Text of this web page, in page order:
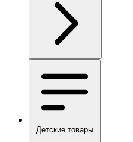
Детские товары